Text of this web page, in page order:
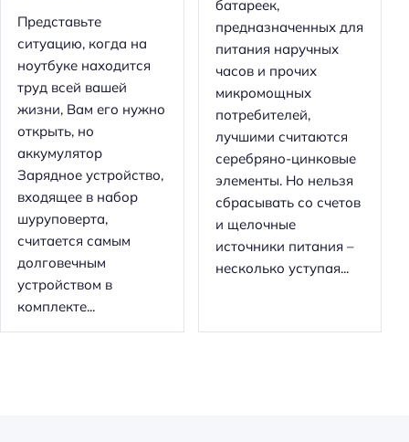
Представьте
ситуацию, когда на
ноутбуке находится
труд всей вашей
жизни, Вам его нужно
открыть, но
аккумулятор
Зарядное устройство,
входящее в набор
шуруповерта,
считается самым
долговечным
устройством в
комплекте...
батареек,
предназначенных для
питания наручных
часов и прочих
микромощных
потребителей,
лучшими считаются
серебряно-цинковые
элементы. Но нельзя
сбрасывать со счетов
и щелочные
источники питания –
несколько уступая...